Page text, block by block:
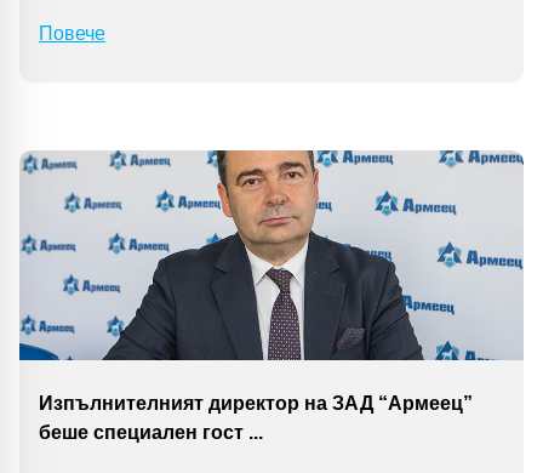
Повече
Изпълнителният директор на ЗАД “Армеец”
беше специален гост ...